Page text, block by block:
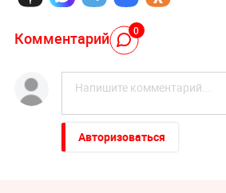
Комментарий 0
Авторизоваться